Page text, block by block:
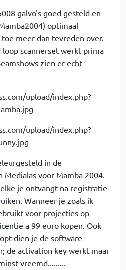
galvo's goed gesteld en
optimaal
meer dan tevreden over.
loop scannerset werkt prima
zien er echt
in de
Medialas voor Mamba 2004.
je ontvangt na registratie
Wanneer je zoals ik
voor projecties op
a 99 euro kopen. Ook
dien je de software
de activation key werkt maar
vreemd.........